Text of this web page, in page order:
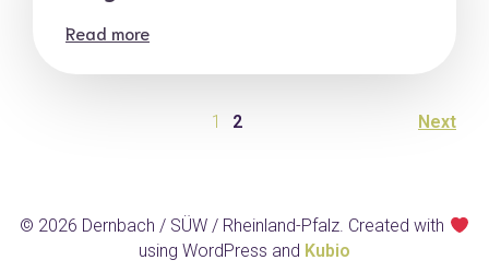
Read more
1 2 Next
© 2026 Dernbach / SÜW / Rheinland-Pfalz. Created with
using WordPress and Kubio